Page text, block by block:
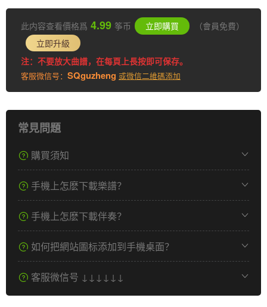
此内容查看價格爲 4.99 筝币 立即購買
（會員免費）
立即升級
注：不要放大曲譜，在每頁上長按即可保存。
客服微信号： SQguzheng 或微信二維碼添加
常見問題
購買須知
手機上怎麽下載樂譜？
手機上怎麽下載伴奏？
如何把網站圖标添加到手機桌面？
客服微信号 ↓↓↓↓↓↓